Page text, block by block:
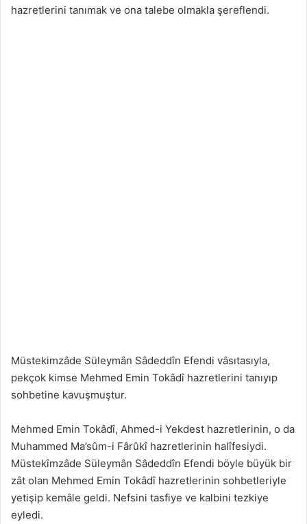
hazretlerini tanımak ve ona talebe olmakla şereflendi.
Müstekimzâde Süleymân Sâdeddîn Efendi vâsıtasıyla,
pekçok kimse Mehmed Emin Tokâdî hazretlerini tanıyıp
sohbetine kavuşmuştur.
Mehmed Emin Tokâdî, Ahmed-i Yekdest hazretlerinin, o da
Muhammed Ma’sûm-i Fârûkî hazretlerinin halîfesiydi.
Müstekîmzâde Süleymân Sâdeddîn Efendi böyle büyük bir
zât olan Mehmed Emin Tokâdî hazretlerinin sohbetleriyle
yetişip kemâle geldi. Nefsini tasfiye ve kalbini tezkiye
eyledi.